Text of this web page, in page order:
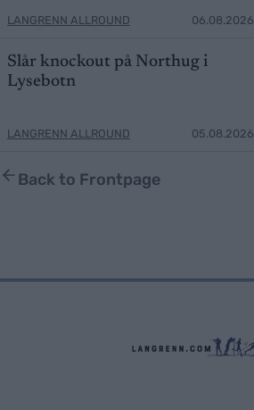
LANGRENN ALLROUND 06.08.2026
Slår knockout på Northug i
Lysebotn
LANGRENN ALLROUND 05.08.2026
Back to Frontpage